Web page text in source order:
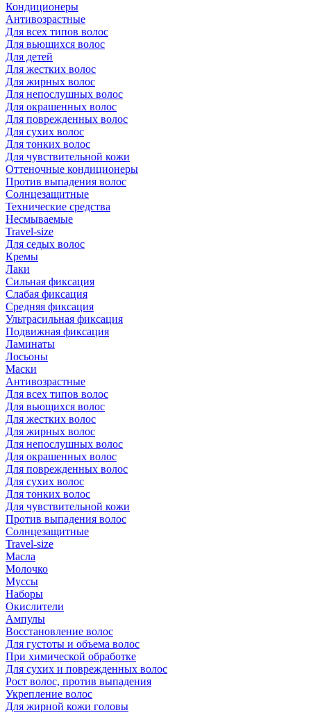
Кондиционеры
Антивозрастные
Для всех типов волос
Для вьющихся волос
Для детей
Для жестких волос
Для жирных волос
Для непослушных волос
Для окрашенных волос
Для поврежденных волос
Для сухих волос
Для тонких волос
Для чувствительной кожи
Оттеночные кондиционеры
Против выпадения волос
Солнцезащитные
Технические средства
Несмываемые
Travel-size
Для седых волос
Кремы
Лаки
Сильная фиксация
Слабая фиксация
Средняя фиксация
Ультрасильная фиксация
Подвижная фиксация
Ламинаты
Лосьоны
Маски
Антивозрастные
Для всех типов волос
Для вьющихся волос
Для жестких волос
Для жирных волос
Для непослушных волос
Для окрашенных волос
Для поврежденных волос
Для сухих волос
Для тонких волос
Для чувствительной кожи
Против выпадения волос
Солнцезащитные
Travel-size
Масла
Молочко
Муссы
Наборы
Окислители
Ампулы
Восстановление волос
Для густоты и объема волос
При химической обработке
Для сухих и поврежденных волос
Рост волос, против выпадения
Укрепление волос
Для жирной кожи головы